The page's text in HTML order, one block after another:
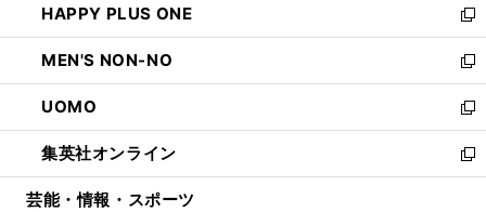
く
で
開
く
ド
ウ
で
開
く
ィ
ン
ド
ウ
で
開
く
い
ウ
ィ
ン
ド
ウ
で
開
HAPPY PLUS ONE
新
し
い
ウ
ィ
ン
ド
ウ
MEN'S NON-NO
新
し
い
ウ
ィ
ン
UOMO
新
し
い
ウ
集英社オンライン
新
し
芸能・情報・スポーツ